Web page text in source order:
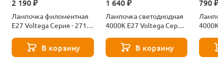
2 190 ₽
Лампочка филоментная
Е27 Voltega Серия - 271
В корзину
1 640 ₽
Лампочка светодиодная
4000К Е27 Voltega Серия
В корзину
790